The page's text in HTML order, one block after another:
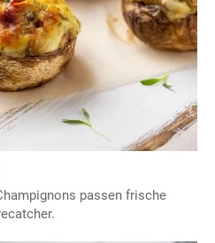
passen frische